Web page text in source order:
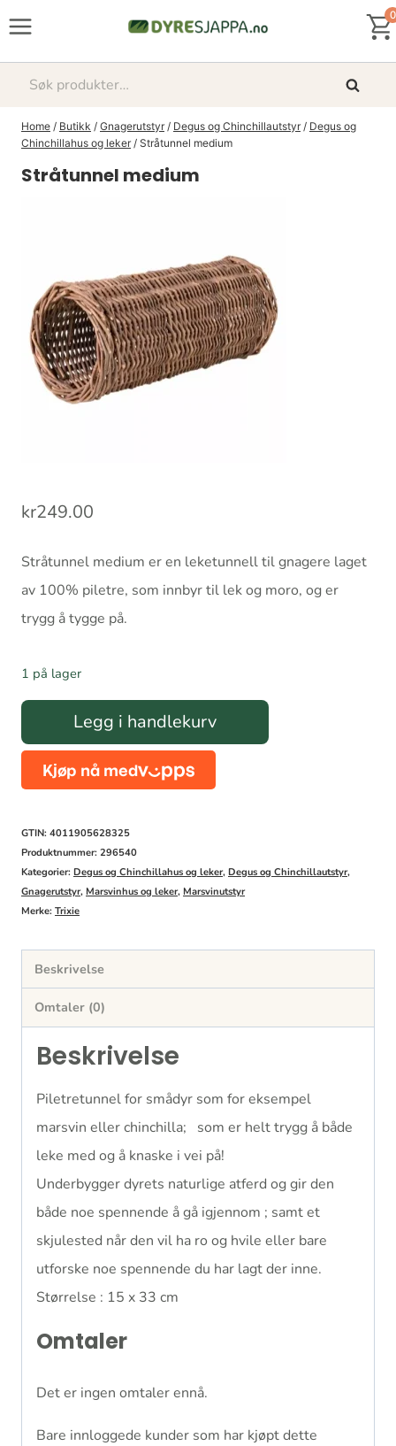
0
Søk
Søk
Home / Butikk / Gnagerutstyr / Degus og Chinchillautstyr / Degus og
Chinchillahus og leker / Stråtunnel medium
Stråtunnel medium
kr249.00
Stråtunnel medium er en leketunnell til gnagere laget
av 100% piletre, som innbyr til lek og moro, og er
trygg å tygge på.
1 på lager
Stråtunnel
medium
antall
Legg i handlekurv
GTIN: 4011905628325
Produktnummer: 296540
Kategorier: Degus og Chinchillahus og leker, Degus og Chinchillautstyr,
Gnagerutstyr, Marsvinhus og leker, Marsvinutstyr
Merke: Trixie
Beskrivelse
Omtaler (0)
Beskrivelse
Piletretunnel for smådyr som for eksempel
marsvin eller chinchilla; som er helt trygg å både
leke med og å knaske i vei på!
Underbygger dyrets naturlige atferd og gir den
både noe spennende å gå igjennom ; samt et
skjulested når den vil ha ro og hvile eller bare
utforske noe spennende du har lagt der inne.
Størrelse : 15 x 33 cm
Omtaler
Det er ingen omtaler ennå.
Bare innloggede kunder som har kjøpt dette